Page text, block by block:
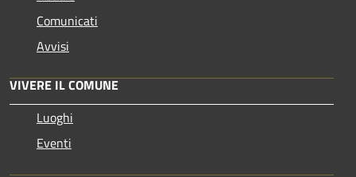
Comunicati
Avvisi
VIVERE IL COMUNE
Luoghi
Eventi